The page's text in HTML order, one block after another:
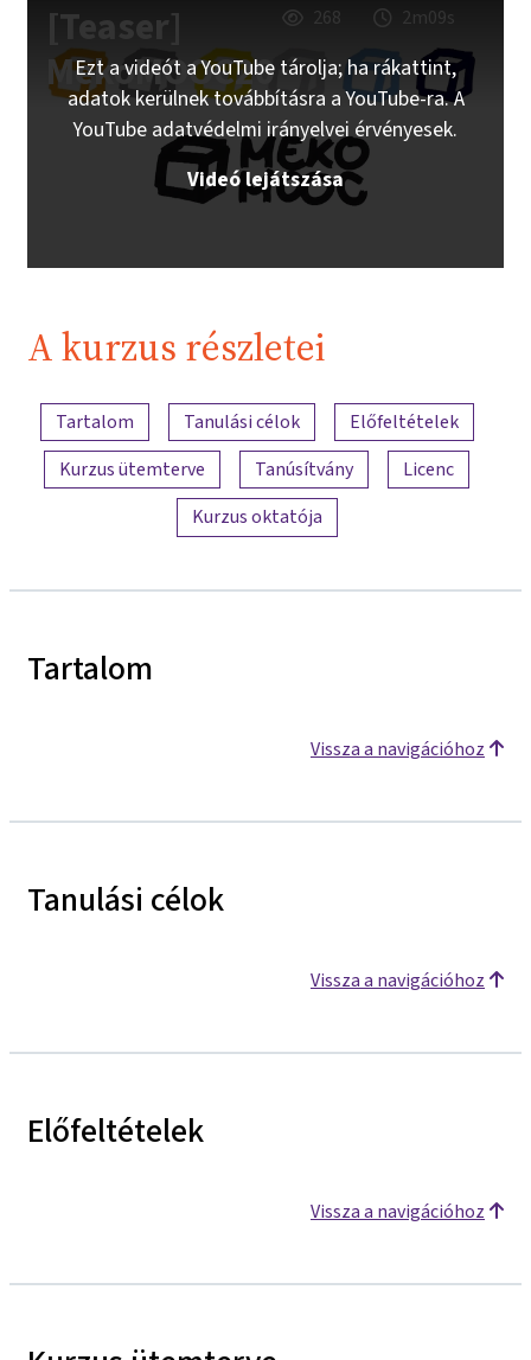
[Teaser]
MekoMOOC20
268 2m09s
Ezt a videót a YouTube tárolja; ha rákattint,
adatok kerülnek továbbításra a YouTube-ra. A
YouTube adatvédelmi irányelvei érvényesek.
Videó lejátszása
A kurzus részletei
A tartalom áttekintése
Tartalom Tanulási célok
Előfeltételek
Kurzus ütemterve
Tanúsítvány
Licenc
Kurzus oktatója
Tartalom
Vissza a navigációhoz
Tanulási célok
Vissza a navigációhoz
Előfeltételek
Vissza a navigációhoz